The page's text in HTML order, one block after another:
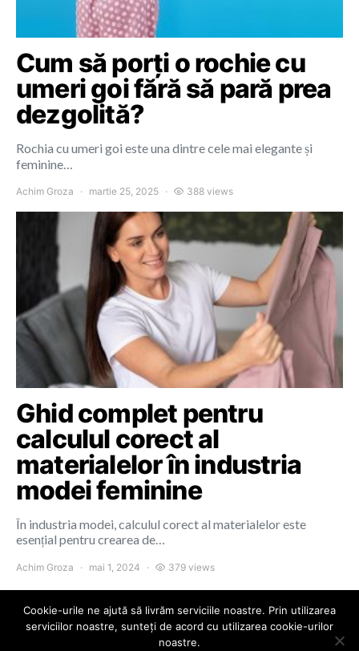
Cum să porți o rochie cu
umeri goi fără să pară prea
dezgolită?
Rochia cu umeri goi este una dintre cele mai elegante și
feminine…
Achim Groza martie 25, 2025 388 views
Ghid complet pentru
calculul corect al
materialelor în industria
modei feminine
În industria modei, calculul corect al materialelor este
esențial pentru crearea de…
Achim Groza mai 1, 2024 379 views
Cookie-urile ne ajută să livrăm serviciile noastre. Prin utilizarea
serviciilor noastre, sunteți de acord cu utilizarea cookie-urilor
noastre.